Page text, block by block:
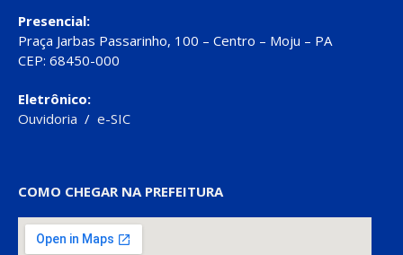
Presencial:
Praça Jarbas Passarinho, 100 – Centro – Moju – PA
CEP: 68450-000
Eletrônico:
Ouvidoria / e-SIC
COMO CHEGAR NA PREFEITURA